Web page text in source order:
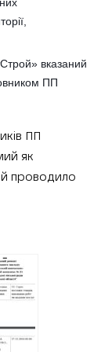
вказаний
ПП
ПП
як
проводило